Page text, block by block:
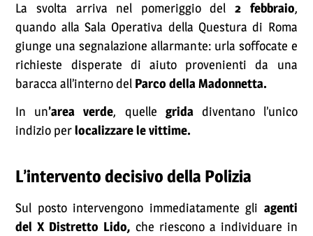
La svolta arriva nel pomeriggio del2 febbraio,
quando alla Sala Operativa della Questura di Roma
giunge una segnalazione allarmante: urla soffocate e
richieste disperate di aiuto provenienti da una
baracca all’interno del Parco della Madonnetta.
In un’area verde, quelle gridadiventano l’unico
indizio perlocalizzare le vittime.
L’intervento decisivo della Polizia
Sul posto intervengono immediatamente gli agenti
del X Distretto Lido, che riescono a individuare in